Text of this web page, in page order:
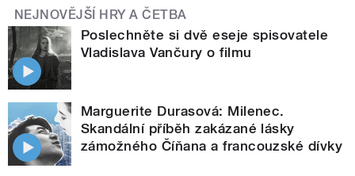
NEJNOVĚJŠÍ HRY A ČETBA
Poslechněte si dvě eseje spisovatele
Vladislava Vančury o filmu
Marguerite Durasová: Milenec.
Skandální příběh zakázané lásky
zámožného Číňana a francouzské dívky